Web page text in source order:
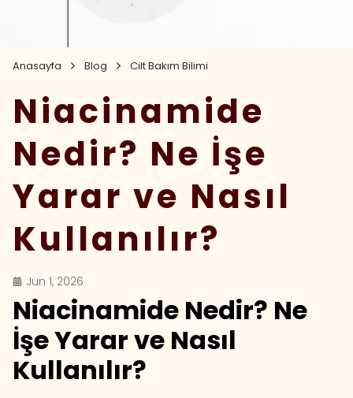
Anasayfa Blog Cilt Bakım Bilimi
Niacinamide
Nedir? Ne İşe
Yarar ve Nasıl
Kullanılır?
Jun 1, 2026
Niacinamide Nedir? Ne
İşe Yarar ve Nasıl
Kullanılır?